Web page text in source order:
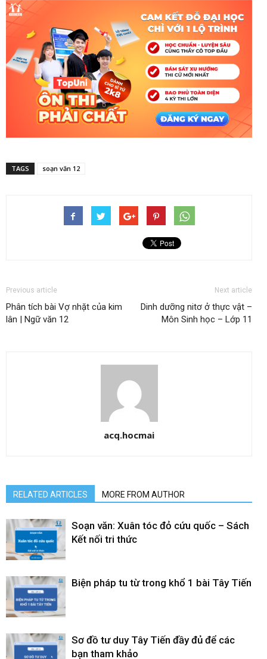
TAGS soạn văn 12
Previous article
Phân tích bài Vợ nhặt của kim
lân | Ngữ văn 12
Next article
Dinh dưỡng nitơ ở thực vật –
Môn Sinh học – Lớp 11
acq.hocmai
RELATED ARTICLES MORE FROM AUTHOR
Soạn văn: Xuân tóc đỏ cứu quốc – Sách
Kết nối tri thức
Biện pháp tu từ trong khổ 1 bài Tây Tiến
Sơ đồ tư duy Tây Tiến đầy đủ để các
bạn tham khảo